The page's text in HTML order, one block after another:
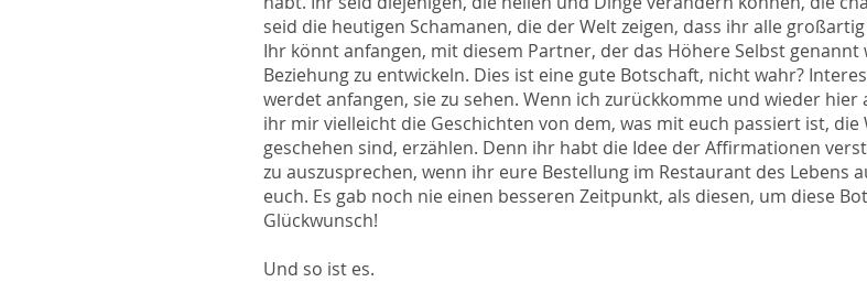
seid die heutigen Schamanen, die der Welt zeigen, dass ihr alle großartig
Ihr könnt anfangen, mit diesem Partner, der das Höhere Selbst
Beziehung zu entwickeln. Dies ist eine gute Botschaft, nicht wahr?
werdet anfangen, sie zu sehen. Wenn ich zurückkomme und wieder
ihr mir vielleicht die Geschichten von dem, was mit euch passiert ist,
geschehen sind, erzählen. Denn ihr habt die Idee der Affirmationen
zu auszusprechen, wenn ihr eure Bestellung im Restaurant des Lebens
euch. Es gab noch nie einen besseren Zeitpunkt, als diesen, um diese
Glückwunsch!
Und so ist es.